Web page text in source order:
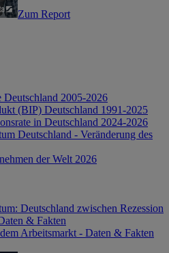
Zum Report
Deutschland 2005-2026
(BIP) Deutschland 1991-2025
in Deutschland 2024-2026
Deutschland - Veränderung des
der Welt 2026
Deutschland zwischen Rezession
& Fakten
Arbeitsmarkt - Daten & Fakten